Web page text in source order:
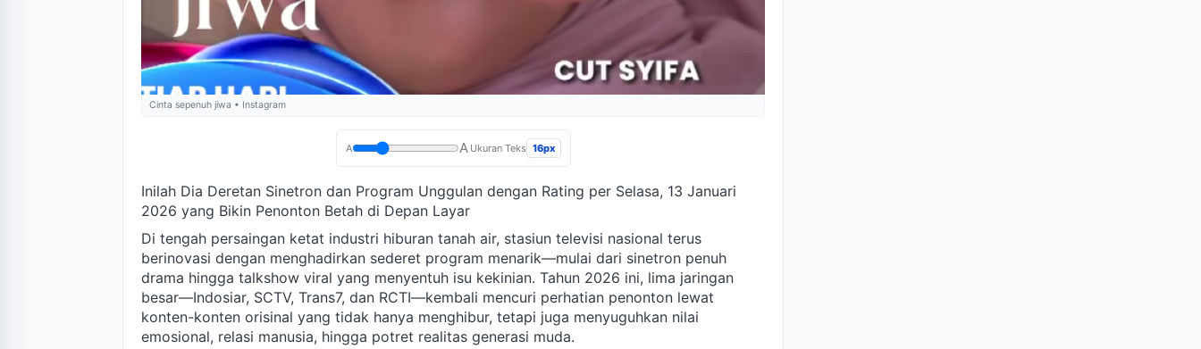
Cinta sepenuh jiwa • Instagram
A A Ukuran Teks 16px
Inilah Dia Deretan Sinetron dan Program Unggulan dengan Rating per Selasa, 13 Januari
2026 yang Bikin Penonton Betah di Depan Layar
Di tengah persaingan ketat industri hiburan tanah air, stasiun televisi nasional terus
berinovasi dengan menghadirkan sederet program menarik—mulai dari sinetron penuh
drama hingga talkshow viral yang menyentuh isu kekinian. Tahun 2026 ini, lima jaringan
besar—Indosiar, SCTV, Trans7, dan RCTI—kembali mencuri perhatian penonton lewat
konten-konten orisinal yang tidak hanya menghibur, tetapi juga menyuguhkan nilai
emosional, relasi manusia, hingga potret realitas generasi muda.